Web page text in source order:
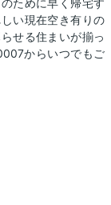
ために早く帰宅す
い現在空き有りの
せる住まいが揃っ
からいつでもご